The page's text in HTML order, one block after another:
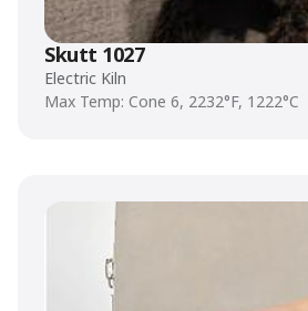
Skutt 1027
Electric Kiln
Max Temp: Cone 6, 2232°F, 1222°C